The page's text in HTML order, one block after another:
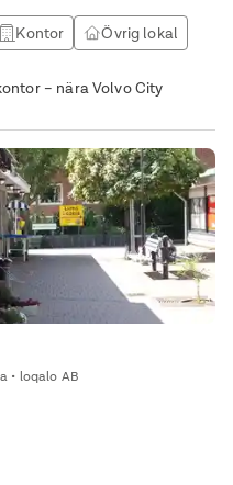
Kontor Övrig lokal
– nära Volvo City
• loqalo AB